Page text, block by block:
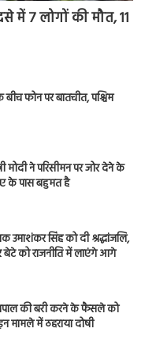
में 7 लोगों की मौत, 11
फोन पर बातचीत, पश्चिम
मोदी ने परिसीमन पर जोर देने के
के पास बहुमत है
उमाशंकर सिंह को दी श्रद्धांजलि,
बेटे को राजनीति में लाएंगे आगे
की बरी करने के फैसले को
मामले में ठहराया दोषी